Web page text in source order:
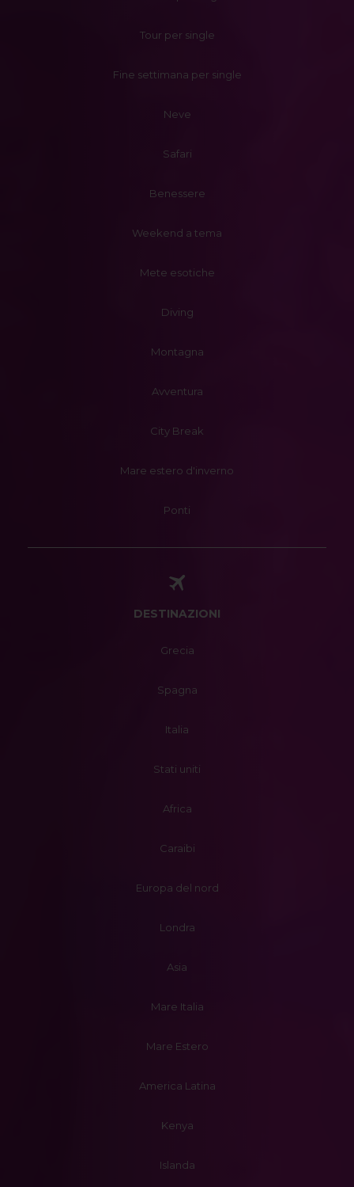
Tour per single
Fine settimana per single
Neve
Safari
Benessere
Weekend a tema
Mete esotiche
Diving
Montagna
Avventura
City Break
Mare estero d'inverno
Ponti
DESTINAZIONI
Grecia
Spagna
Italia
Stati uniti
Africa
Caraibi
Europa del nord
Londra
Asia
Mare Italia
Mare Estero
America Latina
Kenya
Islanda